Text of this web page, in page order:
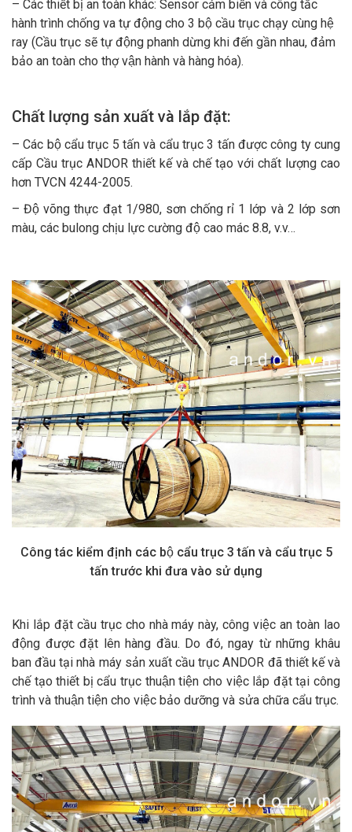
– Các thiết bị an toàn khác: Sensor cảm biến và công tắc
hành trình chống va tự động cho 3 bộ cầu trục chạy cùng hệ
ray (Cầu trục sẽ tự động phanh dừng khi đến gần nhau, đảm
bảo an toàn cho thợ vận hành và hàng hóa).
Chất lượng sản xuất và lắp đặt:
– Các bộ cẩu trục 5 tấn và cẩu trục 3 tấn được công ty cung
cấp Cầu trục ANDOR thiết kế và chế tạo với chất lượng cao
hơn TVCN 4244-2005.
– Độ võng thực đạt 1/980, sơn chống rỉ 1 lớp và 2 lớp sơn
màu, các bulong chịu lực cường độ cao mác 8.8, v.v…
Công tác kiểm định các bộ cẩu trục 3 tấn và cẩu trục 5
tấn trước khi đưa vào sử dụng
Khi lắp đặt cầu trục cho nhà máy này, công việc an toàn lao
động được đặt lên hàng đầu. Do đó, ngay từ những khâu
ban đầu tại nhà máy sản xuất cầu trục ANDOR đã thiết kế và
chế tạo thiết bị cẩu trục thuận tiện cho việc lắp đặt tại công
trình và thuận tiện cho việc bảo dưỡng và sửa chữa cẩu trục.